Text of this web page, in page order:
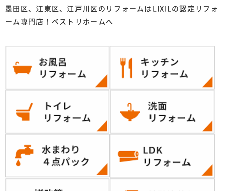
墨田区、江東区、江戸川区のリフォームはLIXILの認定リフォ
ーム専門店！ベストリホームへ